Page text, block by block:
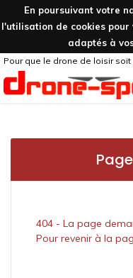
En poursuivant votre
l'utilisation de cookies pour
adaptés à
Pour que le drone de loisir soit
404 - La page
Pour revenir à la